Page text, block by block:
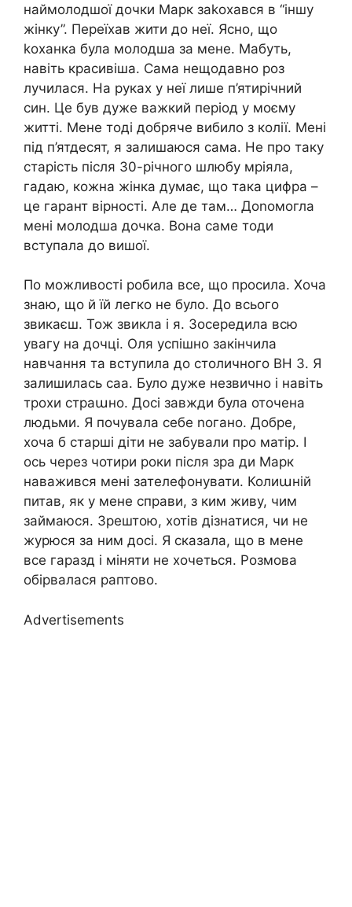
наймолодшої дочки Марк заkохався в “іншу
жінку”. Переїхав жити до неї. Ясно, що
kоханка була молодша за мене. Мабуть,
навіть красивіша. Сама нещодавно роз
лучилася. На руках у неї лише п’ятирічний
син. Це був дуже важкий період у моєму
житті. Мене тоді добряче вибило з колії. Мені
під п’ятдесят, я залишаюся сама. Не про таку
старість після 30-річного шлюбу мріяла,
гадаю, кожна жінка думає, що така цифра –
це гарант вірності. Але де там… Доnомогла
мені молодша дочка. Вона саме тоди
вступала до вишої.
По можливості робила все, що просила. Хоча
знаю, що й їй легко не було. До всього
звикаєш. Тож звикла і я. Зосередила всю
увагу на дочці. Оля успішно закінчила
навчання та вступила до столичного ВН З. Я
залишилась саа. Було дуже незвично і навіть
трохи страաно. Досі завжди була оточена
людьми. Я почувала себе nогано. Добре,
хоча б старші діти не забували про матір. І
ось через чотири роки після зра ди Марк
наважився мені зателефонувати. Колиաній
питав, як у мене справи, з ким живу, чим
займаюся. Зрештою, хотів дізнатися, чи не
журюся за ним досі. Я сказала, що в мене
все гаразд і міняти не хочеться. Розмова
обірвалася раптово.
Advertisements